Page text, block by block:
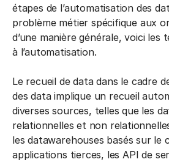
étapes de l’automatisation des
problème métier spécifique aux
d’une manière générale, voici les
à l’automatisation.
Le recueil de data dans le cadre
des data implique un recueil
diverses sources, telles que les
relationnelles et non
les datawarehouses basés sur le
applications tierces, les API de